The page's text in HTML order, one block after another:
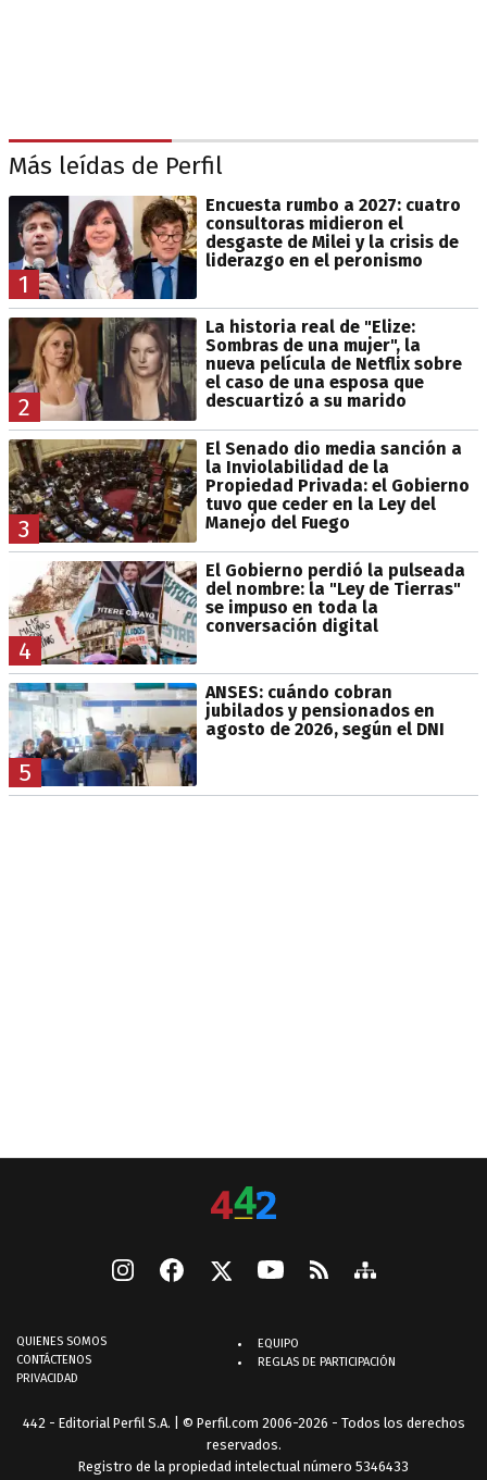
Más leídas de Perfil
1
Encuesta rumbo a 2027: cuatro
consultoras midieron el
desgaste de Milei y la crisis de
liderazgo en el peronismo
2
La historia real de "Elize:
Sombras de una mujer", la
nueva película de Netflix sobre
el caso de una esposa que
descuartizó a su marido
3
El Senado dio media sanción a
la Inviolabilidad de la
Propiedad Privada: el Gobierno
tuvo que ceder en la Ley del
Manejo del Fuego
4
El Gobierno perdió la pulseada
del nombre: la "Ley de Tierras"
se impuso en toda la
conversación digital
5
ANSES: cuándo cobran
jubilados y pensionados en
agosto de 2026, según el DNI
QUIENES SOMOS
CONTÁCTENOS
PRIVACIDAD
EQUIPO
REGLAS DE PARTICIPACIÓN
442 - Editorial Perfil S.A. | © Perfil.com 2006-2026 - Todos los derechos
reservados.
Registro de la propiedad intelectual número 5346433